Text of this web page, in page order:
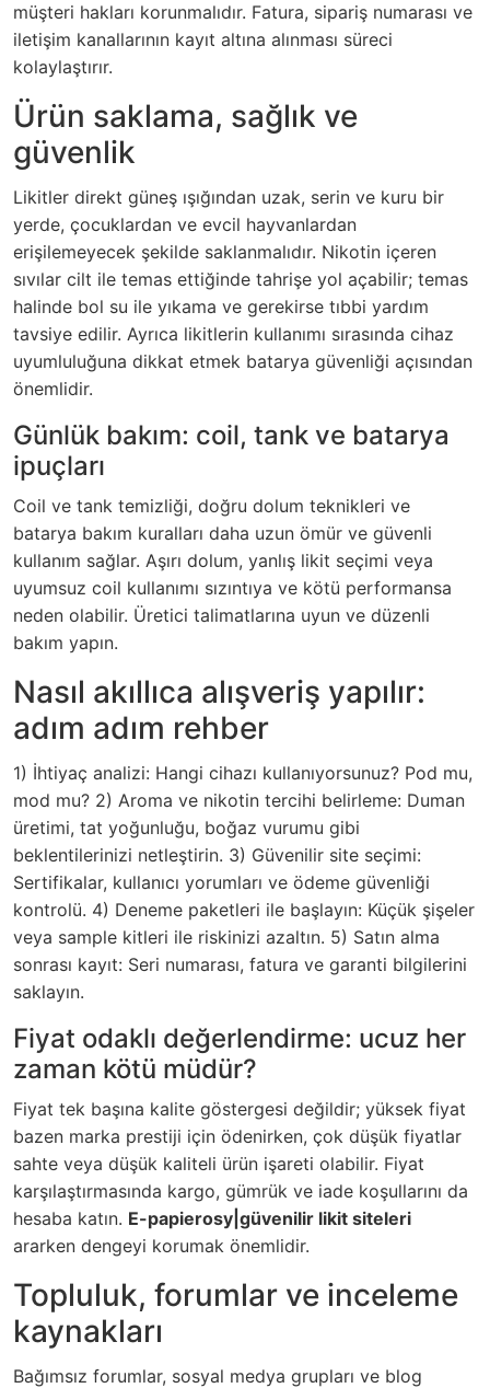
müşteri hakları korunmalıdır. Fatura, sipariş numarası ve
iletişim kanallarının kayıt altına alınması süreci
kolaylaştırır.
Ürün saklama, sağlık ve
güvenlik
Likitler direkt güneş ışığından uzak, serin ve kuru bir
yerde, çocuklardan ve evcil hayvanlardan
erişilemeyecek şekilde saklanmalıdır. Nikotin içeren
sıvılar cilt ile temas ettiğinde tahrişe yol açabilir; temas
halinde bol su ile yıkama ve gerekirse tıbbi yardım
tavsiye edilir. Ayrıca likitlerin kullanımı sırasında cihaz
uyumluluğuna dikkat etmek batarya güvenliği açısından
önemlidir.
Günlük bakım: coil, tank ve batarya
ipuçları
Coil ve tank temizliği, doğru dolum teknikleri ve
batarya bakım kuralları daha uzun ömür ve güvenli
kullanım sağlar. Aşırı dolum, yanlış likit seçimi veya
uyumsuz coil kullanımı sızıntıya ve kötü performansa
neden olabilir. Üretici talimatlarına uyun ve düzenli
bakım yapın.
Nasıl akıllıca alışveriş yapılır:
adım adım rehber
1) İhtiyaç analizi: Hangi cihazı kullanıyorsunuz? Pod mu,
mod mu? 2) Aroma ve nikotin tercihi belirleme: Duman
üretimi, tat yoğunluğu, boğaz vurumu gibi
beklentilerinizi netleştirin. 3) Güvenilir site seçimi:
Sertifikalar, kullanıcı yorumları ve ödeme güvenliği
kontrolü. 4) Deneme paketleri ile başlayın: Küçük şişeler
veya sample kitleri ile riskinizi azaltın. 5) Satın alma
sonrası kayıt: Seri numarası, fatura ve garanti bilgilerini
saklayın.
Fiyat odaklı değerlendirme: ucuz her
zaman kötü müdür?
Fiyat tek başına kalite göstergesi değildir; yüksek fiyat
bazen marka prestiji için ödenirken, çok düşük fiyatlar
sahte veya düşük kaliteli ürün işareti olabilir. Fiyat
karşılaştırmasında kargo, gümrük ve iade koşullarını da
hesaba katın. E-papierosy|güvenilir likit siteleri
ararken dengeyi korumak önemlidir.
Topluluk, forumlar ve inceleme
kaynakları
Bağımsız forumlar, sosyal medya grupları ve blog